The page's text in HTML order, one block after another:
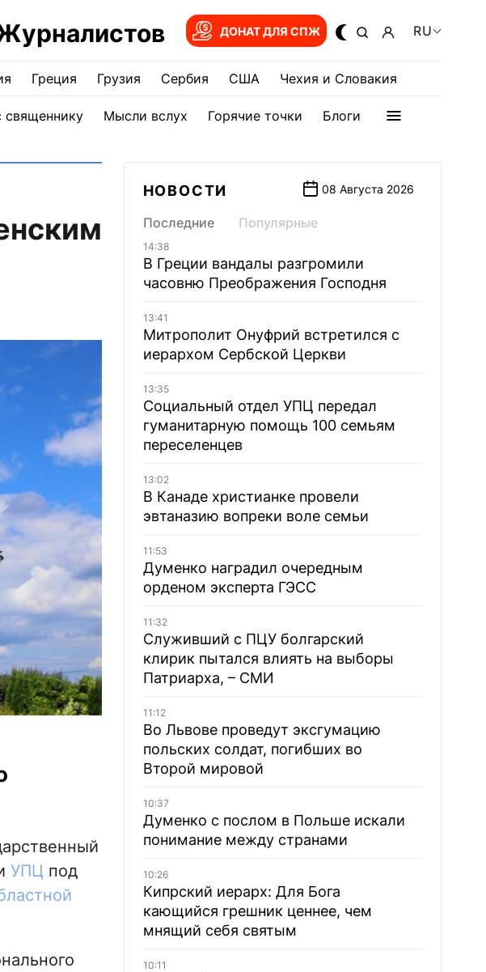
ДОНАТ ДЛЯ СПЖ RU
Греция Грузия Сербия США Чехия и Словакия
священнику Мысли вслух Горячие точки Блоги
УПЦ под
НОВОСТИ 08 Августа 2026
Последние Популярные
14:38
В Греции вандалы разгромили
часовню Преображения Господня
13:41
Митрополит Онуфрий встретился с
иерархом Сербской Церкви
13:35
Социальный отдел УПЦ передал
гуманитарную помощь 100 семьям
переселенцев
13:02
В Канаде христианке провели
эвтаназию вопреки воле семьи
11:53
Думенко наградил очередным
орденом эксперта ГЭСС
11:32
Служивший с ПЦУ болгарский
клирик пытался влиять на выборы
Патриарха, – СМИ
11:12
Во Львове проведут эксгумацию
польских солдат, погибших во
Второй мировой
10:37
Думенко с послом в Польше искали
понимание между странами
10:26
Кипрский иерарх: Для Бога
кающийся грешник ценнее, чем
мнящий себя святым
10:11